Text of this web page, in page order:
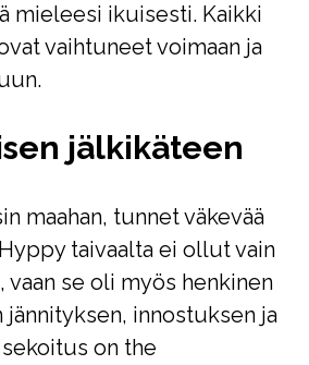
mieleesi ikuisesti. Kaikki
vaihtuneet voimaan ja
jälkikäteen
maahan, tunnet väkevää
taivaalta ei ollut vain
vaan se oli myös henkinen
jännityksen, innostuksen ja
on the